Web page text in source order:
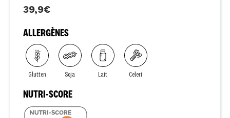
39,9€
ALLERGÈNES
Glutten Soja Lait Celeri
NUTRI-SCORE